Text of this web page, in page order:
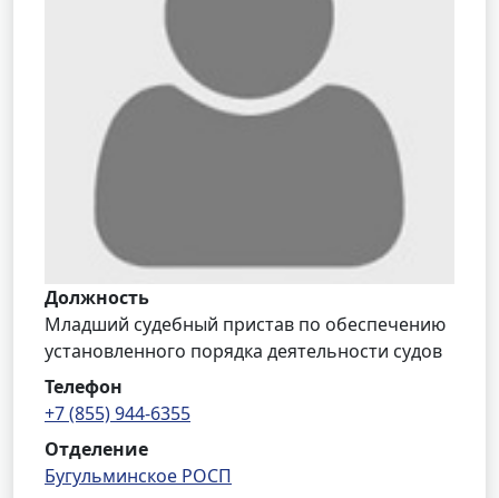
Должность
Младший судебный пристав по обеспечению
установленного порядка деятельности судов
Телефон
+7 (855) 944-6355
Отделение
Бугульминское РОСП